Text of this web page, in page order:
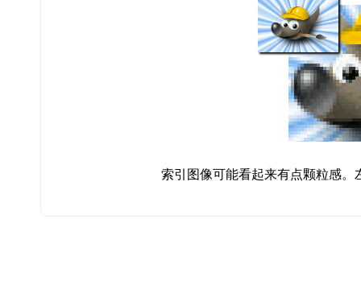
索引图像可能看起来有点颗粒感